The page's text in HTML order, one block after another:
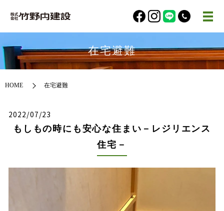
在宅避難
HOME 在宅避難
2022/07/23
もしもの時にも安心な住まい－レジリエンス
住宅－